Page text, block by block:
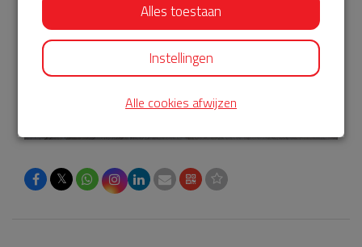
𝕏
Alles toestaan
Instellingen
Alle cookies afwijzen